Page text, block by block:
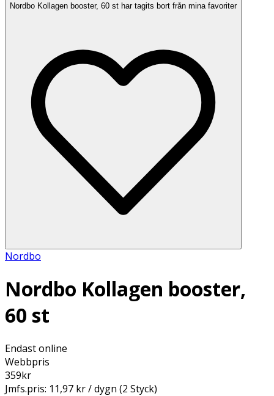
Nordbo Kollagen booster, 60 st har tagits bort från mina favoriter
Nordbo
Nordbo Kollagen booster,
60 st
Endast online
Webbpris
359kr
Jmfs.pris: 11,97 kr / dygn (2 Styck)